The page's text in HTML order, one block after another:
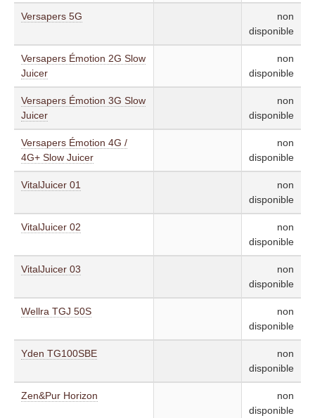
Versapers 5G
non
disponible
Versapers Émotion 2G Slow
Juicer
non
disponible
Versapers Émotion 3G Slow
Juicer
non
disponible
Versapers Émotion 4G /
4G+ Slow Juicer
non
disponible
VitalJuicer 01
non
disponible
VitalJuicer 02
non
disponible
VitalJuicer 03
non
disponible
Wellra TGJ 50S
non
disponible
Yden TG100SBE
non
disponible
Zen&Pur Horizon
non
disponible